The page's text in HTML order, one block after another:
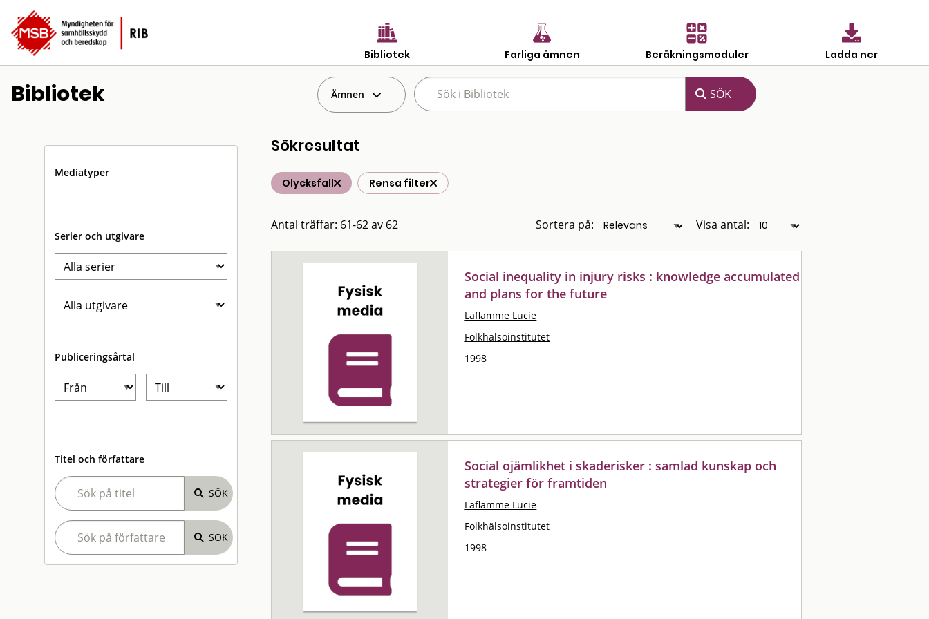
Bibliotek Farliga ämnen Beräkningsmoduler Ladda ner
Bibliotek Ämnen
Mediatyper
Serier och utgivare
Publiceringsårtal
Titel och författare
Sökresultat
Olycksfall Rensa filter
Antal träffar: 61-62 av 62 Sortera på: Visa antal:
Social inequality in injury risks : knowledge accumulated
and plans for the future
Laflamme Lucie
Folkhälsoinstitutet
1998
Social ojämlikhet i skaderisker : samlad kunskap och
strategier för framtiden
Laflamme Lucie
Folkhälsoinstitutet
1998